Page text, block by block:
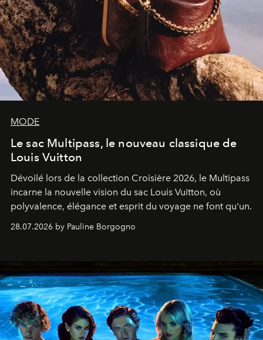
MODE
Le sac Multipass, le nouveau classique de
Louis Vuitton
Dévoilé lors de la collection Croisière 2026, le Multipass
incarne la nouvelle vision du sac Louis Vuitton, où
polyvalence, élégance et esprit du voyage ne font qu'un.
28.07.2026 by Pauline Borgogno